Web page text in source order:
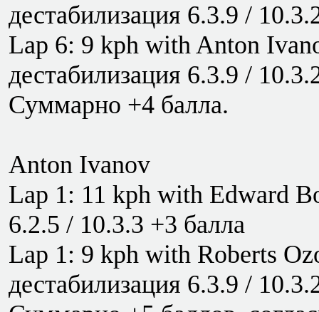
дестабилизация 6.3.9 /
Lap 6: 9 kph with Anton
дестабилизация 6.3.9 /
Суммарно +4 балла.
Anton Ivanov
Lap 1: 11 kph with Edward
6.2.5 / 10.3.3 +3 балла
Lap 1: 9 kph with Roberts
дестабилизация 6.3.9 /